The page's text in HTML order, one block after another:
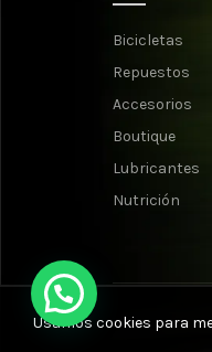
Bicicletas
Repuestos
Accesorios
Boutique
Lubricantes
Nutrición
Usamos cookies para